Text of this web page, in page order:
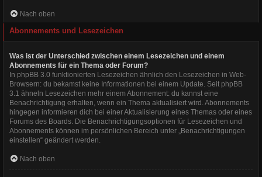
Nach oben
Abonnements und Lesezeichen
Was ist der Unterschied zwischen einem Lesezeichen und einem
Abonnements für ein Thema oder Forum?
In phpBB 3.0 funktionierten Lesezeichen ähnlich den Lesezeichen in Web-
Browsern: du bekamst keine Informationen bei einem Update. Seit phpBB
3.1 ähneln Lesezeichen mehr einem Abonnement: du kannst eine
Benachrichtigung erhalten, wenn ein Thema aktualisiert wird. Abonnements
hingegen informieren dich bei einer Aktualisierung eines Themas oder eines
Forums des Boards. Die Benachrichtigungsoptionen für Lesezeichen und
Abonnements können im persönlichen Bereich unter „Benachrichtigungen
einstellen“ geändert werden.
Nach oben